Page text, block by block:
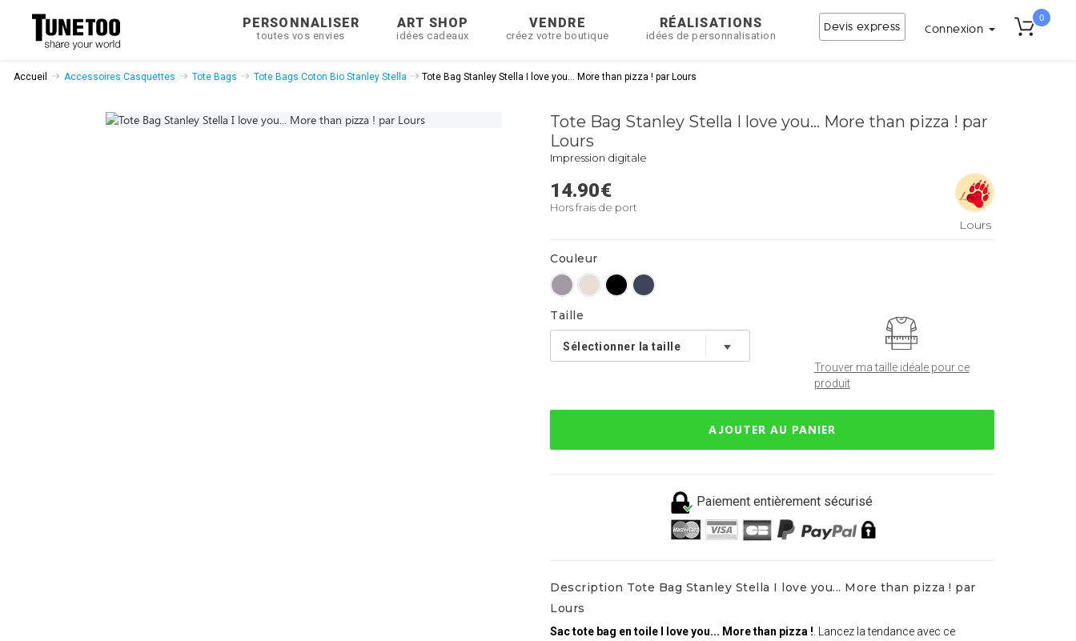
PERSONNALISER
toutes vos envies
ART SHOP
idées cadeaux
VENDRE
créez votre boutique
RÉALISATIONS
idées de personnalisation
Devis express Connexion
0
Accueil Accessoires Casquettes Tote Bags Tote Bags Coton Bio Stanley Stella Tote Bag Stanley Stella I love you... More than pizza ! par Lours
Tote Bag Stanley Stella I love you... More than pizza ! par
Lours
Impression digitale
14.90€
Hors frais de port
Lours
Couleur
Taille
Trouver ma taille idéale pour ce
produit
AJOUTER AU PANIER
Paiement entièrement sécurisé
Description Tote Bag Stanley Stella I love you... More than pizza ! par
Lours
Sac tote bag en toile I love you... More than pizza ! . Lancez la tendance avec ce